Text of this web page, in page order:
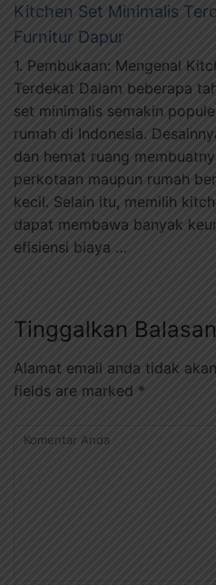
Kitchen Set Minimalis
Furnitur Dapur
1. Pembukaan: Mengenal
Terdekat Dalam beberapa
set minimalis semakin
rumah di Indonesia.
dan hemat ruang
perkotaan maupun rumah
kecil. Selain itu, memilih
dapat membawa banyak
efisiensi biaya …
Tinggalkan Balasan
Alamat email anda tidak
fields are marked *